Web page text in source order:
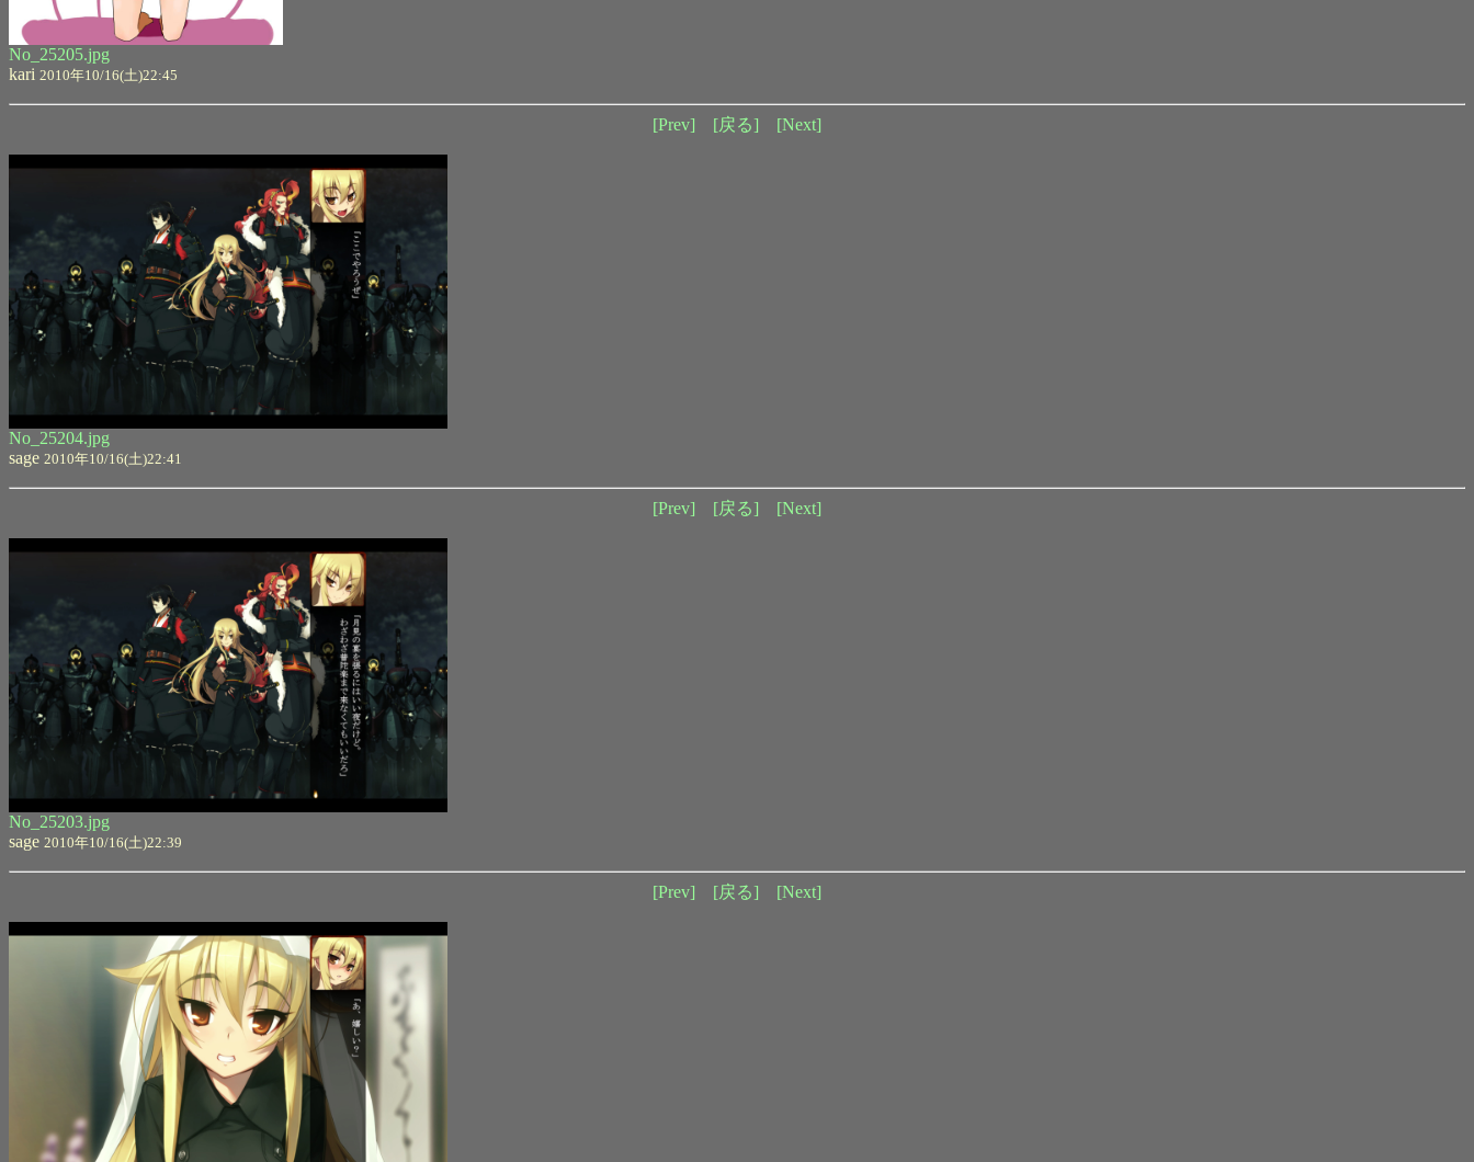
No_25205.jpg
kari 2010年10/16(土)22:45
[Prev] [戻る] [Next]
No_25204.jpg
sage 2010年10/16(土)22:41
[Prev] [戻る] [Next]
No_25203.jpg
sage 2010年10/16(土)22:39
[Prev] [戻る] [Next]